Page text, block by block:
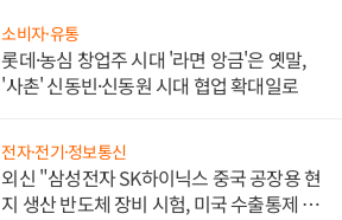
소비자·유통
롯데·농심 창업주 시대 '라면 앙금'은 옛말,
'사촌' 신동빈·신동원 시대 협업 확대일로
전자·전기·정보통신
외신 "삼성전자 SK하이닉스 중국 공장용 현
지 생산 반도체 장비 시험, 미국 수출통제 대